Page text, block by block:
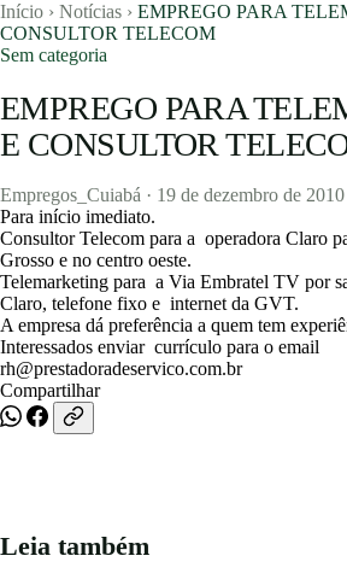
Vagas
Notícias
Concursos
Blog
Início › Notícias › EMPREGO PARA
CONSULTOR TELECOM
Sem categoria
EMPREGO PARA
E CONSULTOR
Empregos_Cuiabá · 19 de dezembro de 2010
Para início imediato.
Consultor Telecom para a operadora Claro
Grosso e no centro oeste.
Telemarketing para a Via Embratel TV por
Claro, telefone fixo e internet da GVT.
A empresa dá preferência a quem tem
Interessados enviar currículo para o email
rh@prestadoradeservico.com.br
Compartilhar
Leia também